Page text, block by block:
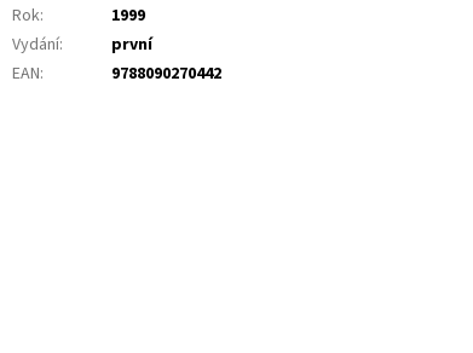
Rok:
1999
Vydání:
první
EAN: 9788090270442